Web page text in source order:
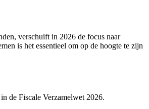
verschuift in 2026 de focus naar
is het essentieel om op de hoogte te zijn
de Fiscale Verzamelwet 2026.